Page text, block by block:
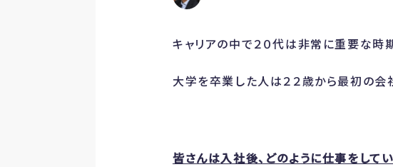
キャリアの中で２０代は非常に重要な時
大学を卒業した人は２２歳から最初の会
皆さんは入社後、どのように仕事をして